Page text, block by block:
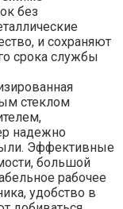
без
и сохраняют
срока службы
стеклом
надежно
Эффективные
большой
рабочее
удобство в